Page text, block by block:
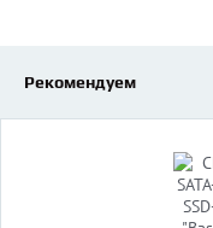
Рекомендуем